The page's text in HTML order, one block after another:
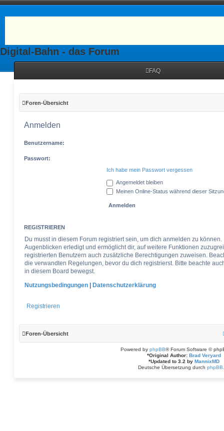
Digital-Bahn - das Forum
FAQ
Foren-Übersicht
Anmelden
Benutzername:
Passwort:
Ich habe mein Passwort vergessen
Angemeldet bleiben
Meinen Online-Status während dieser
REGISTRIEREN
Du musst in diesem Forum registriert sein, um dich anmelden zu
Augenblicken erledigt und ermöglicht dir, auf weitere Funktionen
registrierten Benutzern auch zusätzliche Berechtigungen zuweisen.
die verwandten Regelungen, bevor du dich registrierst. Bitte beachte
in diesem Board bewegst.
Nutzungsbedingungen | Datenschutzerklärung
Registrieren
Foren-Übersicht
Powered by phpBB® Forum Software ©
*Original Author: Brad Veryard
*Updated to 3.2 by MannixMD
Deutsche Übersetzung durch